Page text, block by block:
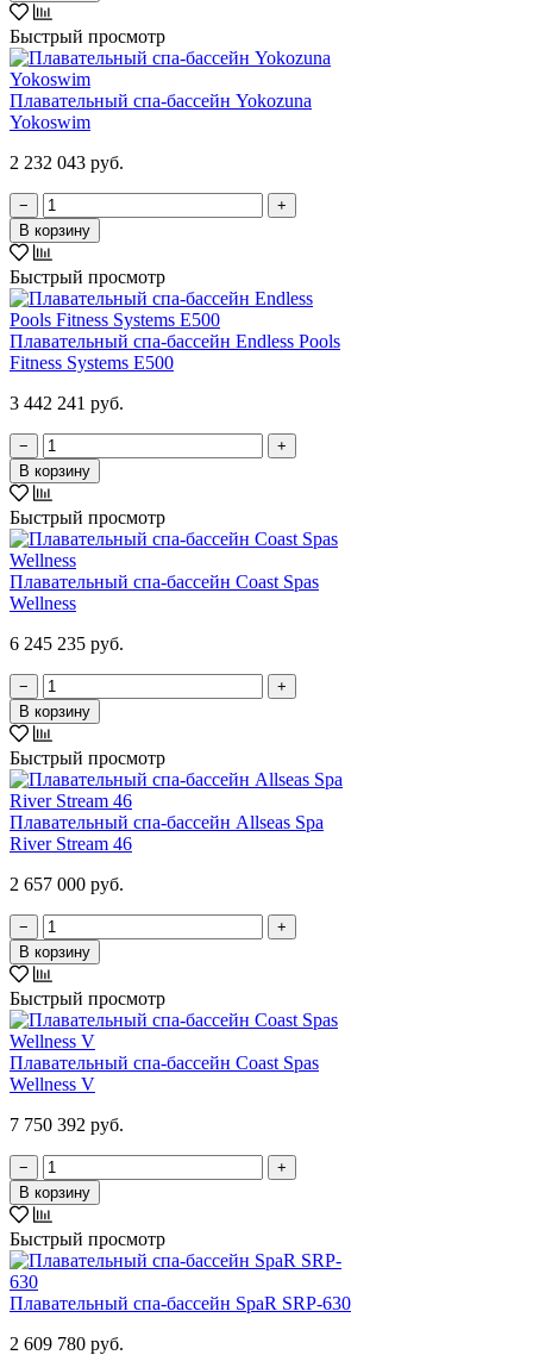
Быстрый просмотр
Плавательный спа-бассейн Yokozuna
Yokoswim
2 232 043 руб.
−
+
В корзину
Быстрый просмотр
Плавательный спа-бассейн Endless Pools
Fitness Systems E500
3 442 241 руб.
−
+
В корзину
Быстрый просмотр
Плавательный спа-бассейн Coast Spas
Wellness
6 245 235 руб.
−
+
В корзину
Быстрый просмотр
Плавательный спа-бассейн Allseas Spa
River Stream 46
2 657 000 руб.
−
+
В корзину
Быстрый просмотр
Плавательный спа-бассейн Coast Spas
Wellness V
7 750 392 руб.
−
+
В корзину
Быстрый просмотр
Плавательный спа-бассейн SpaR SRP-630
2 609 780 руб.